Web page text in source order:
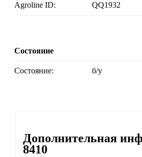
Agroline ID: QQ1932
Состояние
Состояние: б/у
Дополнительная
8410